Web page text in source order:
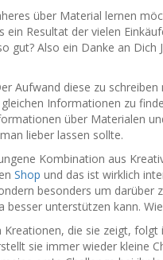
über Material lernen
Resultat der vielen
Also ein Danke an Dich
Aufwand diese zu schreiben
Informationen zu
über Materialen
lieber lassen sollte.
Kombination aus
Shop und das ist wirklich
besonders um darüber
unterstützen kann.
die sie zeigt, folgt
sie immer wieder kleine